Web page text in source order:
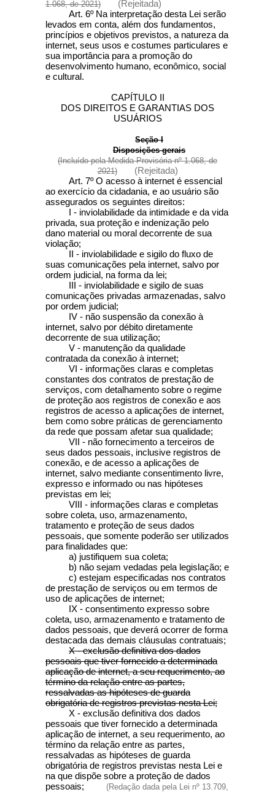
1.068, de 2021)
(Rejeitada)
Art. 6º Na interpretação desta Lei serão
levados em conta, além dos fundamentos,
princípios e objetivos previstos, a natureza da
internet, seus usos e costumes particulares e
sua importância para a promoção do
desenvolvimento humano, econômico, social
e cultural.
CAPÍTULO II
DOS DIREITOS E GARANTIAS DOS
USUÁRIOS
Seção I
Disposições gerais
(Incluído pela Medida Provisória nº 1.068, de
2021)
(Rejeitada)
Art. 7º O acesso à internet é essencial
ao exercício da cidadania, e ao usuário são
assegurados os seguintes direitos:
I - inviolabilidade da intimidade e da vida
privada, sua proteção e indenização pelo
dano material ou moral decorrente de sua
violação;
II - inviolabilidade e sigilo do fluxo de
suas comunicações pela internet, salvo por
ordem judicial, na forma da lei;
III - inviolabilidade e sigilo de suas
comunicações privadas armazenadas, salvo
por ordem judicial;
IV - não suspensão da conexão à
internet, salvo por débito diretamente
decorrente de sua utilização;
V - manutenção da qualidade
contratada da conexão à internet;
VI - informações claras e completas
constantes dos contratos de prestação de
serviços, com detalhamento sobre o regime
de proteção aos registros de conexão e aos
registros de acesso a aplicações de internet,
bem como sobre práticas de gerenciamento
da rede que possam afetar sua qualidade;
VII - não fornecimento a terceiros de
seus dados pessoais, inclusive registros de
conexão, e de acesso a aplicações de
internet, salvo mediante consentimento livre,
expresso e informado ou nas hipóteses
previstas em lei;
VIII - informações claras e completas
sobre coleta, uso, armazenamento,
tratamento e proteção de seus dados
pessoais, que somente poderão ser utilizados
para finalidades que:
a) justifiquem sua coleta;
b) não sejam vedadas pela legislação; e
c) estejam especificadas nos contratos
de prestação de serviços ou em termos de
uso de aplicações de internet;
IX - consentimento expresso sobre
coleta, uso, armazenamento e tratamento de
dados pessoais, que deverá ocorrer de forma
destacada das demais cláusulas contratuais;
X - exclusão definitiva dos dados
pessoais que tiver fornecido a determinada
aplicação de internet, a seu requerimento, ao
término da relação entre as partes,
ressalvadas as hipóteses de guarda
obrigatória de registros previstas nesta Lei;
X - exclusão definitiva dos dados
pessoais que tiver fornecido a determinada
aplicação de internet, a seu requerimento, ao
término da relação entre as partes,
ressalvadas as hipóteses de guarda
obrigatória de registros previstas nesta Lei e
na que dispõe sobre a proteção de dados
pessoais;
(Redação dada pela Lei nº 13.709,